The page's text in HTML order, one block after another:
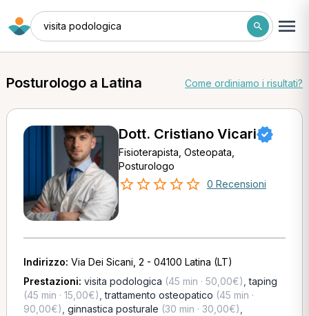
visita podologica
Posturologo a Latina Come ordiniamo i risultati?
Dott. Cristiano Vicari
Fisioterapista, Osteopata,
Posturologo
0 Recensioni
Indirizzo: Via Dei Sicani, 2 - 04100 Latina (LT)
Prestazioni: visita podologica (45 min · 50,00€) ,taping
(45 min · 15,00€) ,trattamento osteopatico (45 min ·
90,00€) ginnastica posturale (30 min · 30,00€)